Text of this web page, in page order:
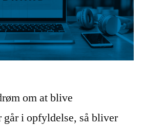
om at blive
går i opfyldelse, så bliver